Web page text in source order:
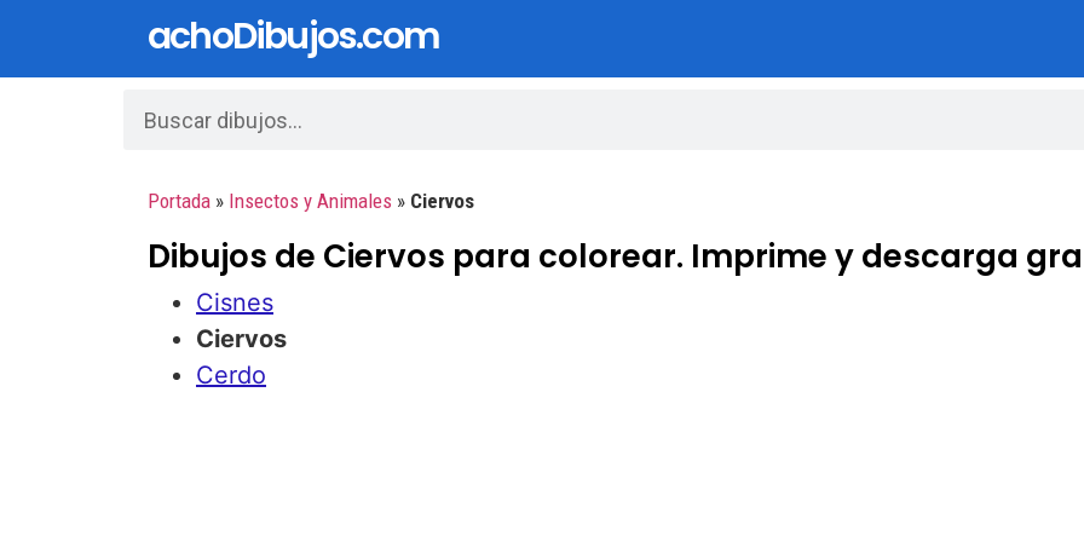
achoDibujos.com
Portada » Insectos y Animales » Ciervos
Dibujos de Ciervos para colorear. Imprime y descarga
Cisnes
Ciervos
Cerdo